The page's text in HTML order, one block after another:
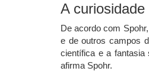
A
De acordo com
e de outros campos
científica e a fantasia
afirma Spohr.